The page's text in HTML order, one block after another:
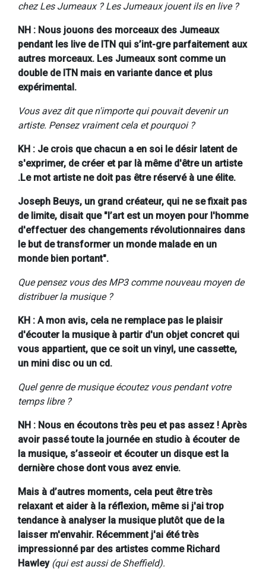
chez Les Jumeaux ? Les Jumeaux jouent ils en live ?
NH : Nous jouons des morceaux des Jumeaux
pendant les live de ITN qui s’int-gre parfaitement aux
autres morceaux. Les Jumeaux sont comme un
double de ITN mais en variante dance et plus
expérimental.
Vous avez dit que n'importe qui pouvait devenir un
artiste. Pensez vraiment cela et pourquoi ?
KH : Je crois que chacun a en soi le désir latent de
s'exprimer, de créer et par là même d'être un artiste
.Le mot artiste ne doit pas être réservé à une élite.
Joseph Beuys, un grand créateur, qui ne se fixait pas
de limite, disait que "l’art est un moyen pour l'homme
d'effectuer des changements révolutionnaires dans
le but de transformer un monde malade en un
monde bien portant".
Que pensez vous des MP3 comme nouveau moyen de
distribuer la musique ?
KH : A mon avis, cela ne remplace pas le plaisir
d'écouter la musique à partir d'un objet concret qui
vous appartient, que ce soit un vinyl, une cassette,
un mini disc ou un cd.
Quel genre de musique écoutez vous pendant votre
temps libre ?
NH : Nous en écoutons très peu et pas assez ! Après
avoir passé toute la journée en studio à écouter de
la musique, s’asseoir et écouter un disque est la
dernière chose dont vous avez envie.
Mais à d’autres moments, cela peut être très
relaxant et aider à la réflexion, même si j'ai trop
tendance à analyser la musique plutôt que de la
laisser m'envahir. Récemment j'ai été très
impressionné par des artistes comme Richard
Hawley (qui est aussi de Sheffield).